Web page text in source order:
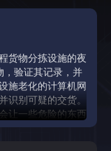
货物分拣设施的夜
，验证其记录，并
施老化的计算机网
别可疑的交货。
让一些危险的东西